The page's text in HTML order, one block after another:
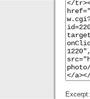
Excerpt: